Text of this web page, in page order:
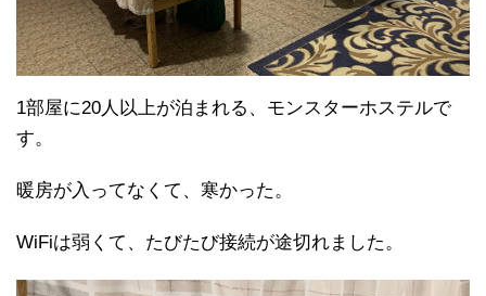
1部屋に20人以上が泊まれる、モンスターホステルで
す。
暖房が入ってなくて、寒かった。
WiFiは弱くて、たびたび接続が途切れました。